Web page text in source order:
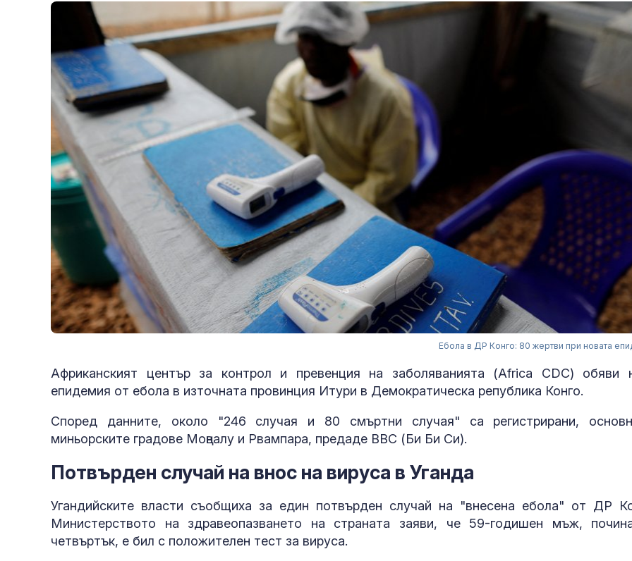
Ебола в ДР Конго: 80 жертви при новата
Африканският център за контрол и превенция на заболяванията (Africa CDC) обяви
епидемия от ебола в източната провинция Итури в Демократическа република Конго.
Според данните, около "246 случая и 80 смъртни случая" са регистрирани,
миньорските градове Моңвалу и Рвампара, предаде BBC (Би Би Си).
Потвърден случай на внос на вируса в Уганда
Угандийските власти съобщиха за един потвърден случай на "внесена ебола" от ДР
Министерството на здравеопазването на страната заяви, че 59-годишен мъж,
четвъртък, е бил с положителен тест за вируса.